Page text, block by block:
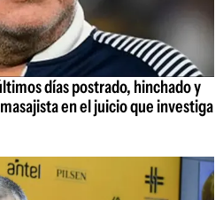
días postrado, hinchado y
en el juicio que investiga